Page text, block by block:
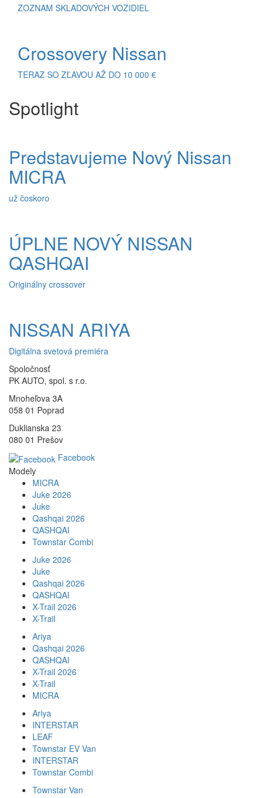
ZOZNAM SKLADOVÝCH VOZIDIEL
Crossovery Nissan
TERAZ SO ZĽAVOU AŽ DO 10 000 €
Spotlight
Predstavujeme Nový Nissan
MICRA
už čoskoro
ÚPLNE NOVÝ NISSAN
QASHQAI
Originálny crossover
NISSAN ARIYA
Digitálna svetová premiéra
Spoločnosť
PK AUTO, spol. s r.o.
Mnoheľova 3A
058 01 Poprad
Duklianska 23
080 01 Prešov
Facebook
Modely
MICRA
Juke 2026
Juke
Qashqai 2026
QASHQAI
Townstar Combi
Juke 2026
Juke
Qashqai 2026
QASHQAI
X-Trail 2026
X-Trail
Ariya
Qashqai 2026
QASHQAI
X-Trail 2026
X-Trail
MICRA
Ariya
INTERSTAR
LEAF
Townstar EV Van
INTERSTAR
Townstar Combi
Townstar Van